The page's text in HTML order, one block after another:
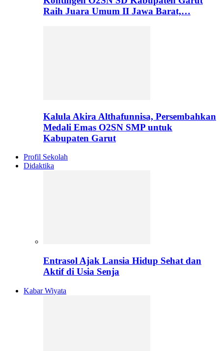
Raih Juara Umum II Jawa Barat,…
Kalula Akira Althafunnisa, Persembahkan
Medali Emas O2SN SMP untuk
Kabupaten Garut
Profil Sekolah
Didaktika
Entrasol Ajak Lansia Hidup Sehat dan
Aktif di Usia Senja
Kabar Wiyata